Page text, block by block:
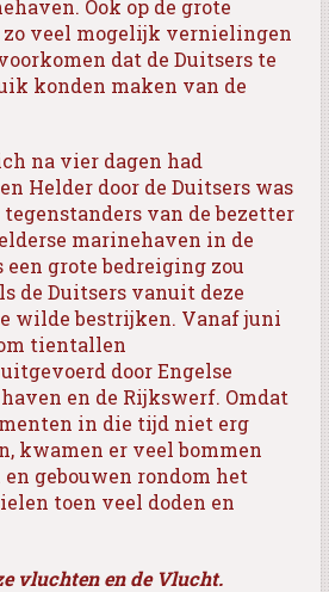
Ook op de grote
veel mogelijk vernielingen
dat de Duitsers te
konden maken van de
na vier dagen had
Helder door de Duitsers was
van de bezetter
marinehaven in de
grote bedreiging zou
de Duitsers vanuit deze
wilde bestrijken. Vanaf juni
tientallen
door Engelse
en de Rijkswerf. Omdat
in die tijd niet erg
kwamen er veel bommen
gebouwen rondom het
toen veel doden en
vluchten en de Vlucht.